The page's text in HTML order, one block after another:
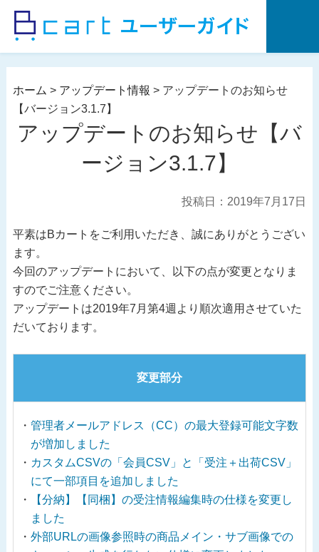
ホーム > アップデート情報 > アップデートのお知らせ
【バージョン3.1.7】
アップデートのお知らせ【バ
ージョン3.1.7】
投稿日：2019年7月17日
平素はBカートをご利用いただき、誠にありがとうござい
ます。
今回のアップデートにおいて、以下の点が変更となりま
すのでご注意ください。
アップデートは2019年7月第4週より順次適用させていた
だいております。
変更部分
管理者メールアドレス（CC）の最大登録可能文字数
が増加しました
カスタムCSVの「会員CSV」と「受注＋出荷CSV」
にて一部項目を追加しました
【分納】【同梱】の受注情報編集時の仕様を変更し
ました
外部URLの画像参照時の商品メイン・サブ画像での